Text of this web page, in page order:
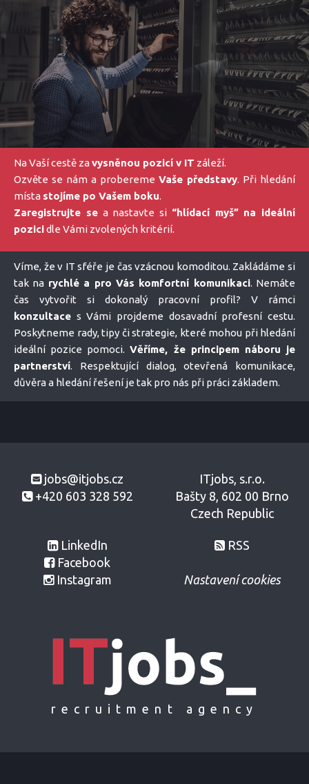
Na Vaší cestě zavysněnou pozicí v IT záleží.
Ozvěte se nám a probereme Vaše představy. Při hledání
místa stojíme po Vašem boku.
Zaregistrujte sea nastavte si “hlídací myš” na ideální
pozicidle Vámi zvolených kritérií.
Víme, že v IT sféře je čas vzácnou komoditou. Zakládáme si
tak na rychlé a pro Vás komfortní komunikaci. Nemáte
čas vytvořit si dokonalý pracovní profil? V rámci
konzultace s Vámi projdeme dosavadní profesní cestu.
Poskytneme rady, tipy či strategie, které mohou při hledání
ideální pozice pomoci.Věříme, že principem náboru je
partnerství. Respektující dialog, otevřená komunikace,
důvěra a hledání řešení je tak pro nás při práci základem.
jobs@itjobs.cz
+420 603 328 592
LinkedIn
Facebook
Instagram
ITjobs, s.r.o.
Bašty 8, 602 00 Brno
Czech Republic
RSS
Nastavení cookies
recruitment agency